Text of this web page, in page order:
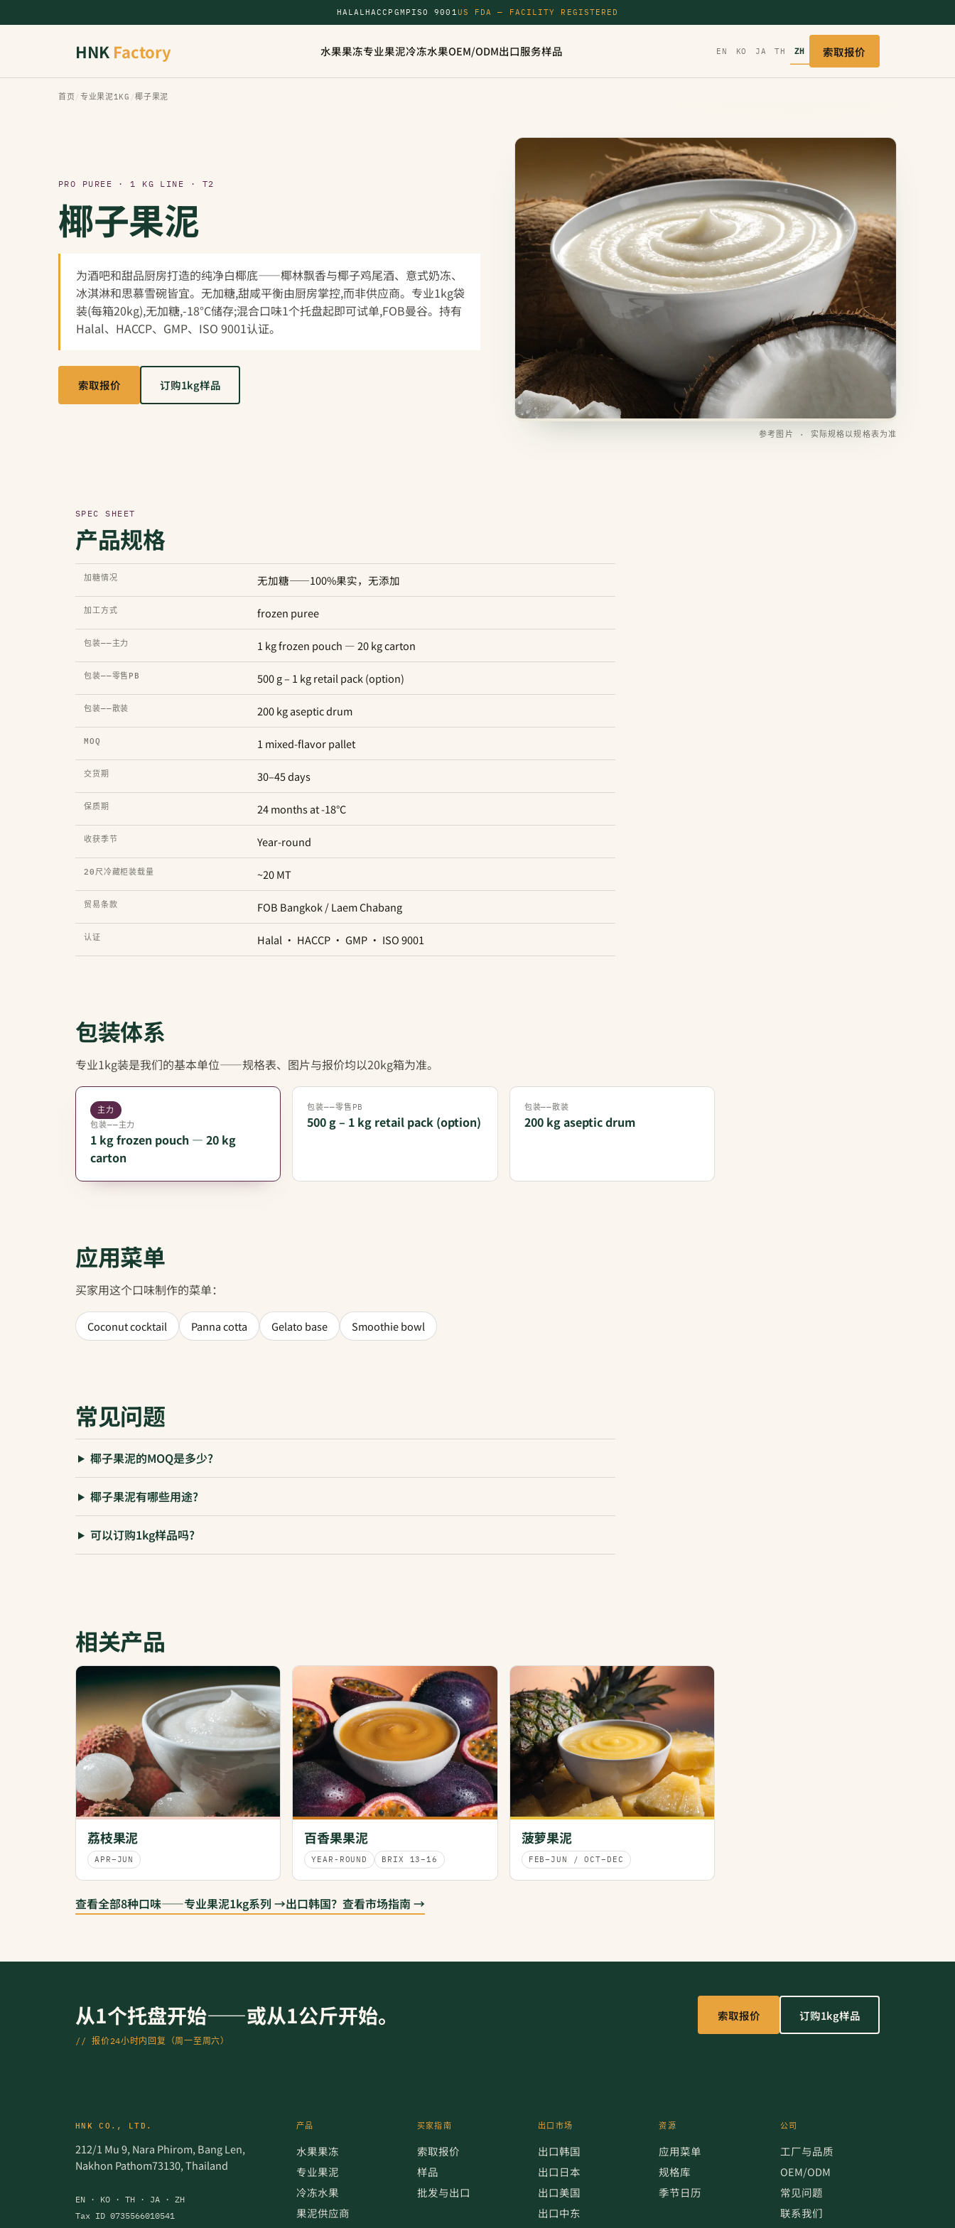
HALALHACCP GMP ISO 9001US FDA — FACILITY REGISTERED
HNK Factory 水果果冻专业果泥冷冻水果OEM/ODM出口服务样品 EN KO JA TH ZH 索取报价
首页 / 专业果泥1KG /椰子果泥
PRO PUREE · 1 KG LINE · T2
椰子果泥
为酒吧和甜品厨房打造的纯净白椰底——椰林飘香与椰子鸡尾酒、意式奶冻、
冰淇淋和思慕雪碗皆宜。无加糖,甜咸平衡由厨房掌控,而非供应商。专业1kg袋
装(每箱20kg),无加糖,-18°C储存;混合口味1个托盘起即可试单,FOB曼谷。持有
Halal、HACCP、GMP、ISO 9001认证。
索取报价 订购1kg样品
参考图片 · 实际规格以规格表为准
SPEC SHEET
产品规格
加糖情况 无加糖——100%果实，无添加
加工方式 frozen puree
包装——主力 1 kg frozen pouch — 20 kg carton
包装——零售PB 500 g – 1 kg retail pack (option)
包装——散装 200 kg aseptic drum
MOQ 1 mixed-flavor pallet
交货期 30–45 days
保质期 24 months at -18°C
收获季节 Year-round
20尺冷藏柜装载量 ~20 MT
贸易条款 FOB Bangkok / Laem Chabang
认证 Halal · HACCP · GMP · ISO 9001
包装体系
专业1kg装是我们的基本单位——规格表、图片与报价均以20kg箱为准。
主力
包装——主力
1 kg frozen pouch — 20 kg
carton
包装——零售PB
500 g – 1 kg retail pack (option)
包装——散装
200 kg aseptic drum
应用菜单
买家用这个口味制作的菜单：
Coconut cocktail Panna cotta Gelato base Smoothie bowl
常见问题
椰子果泥的MOQ是多少?
椰子果泥有哪些用途?
可以订购1kg样品吗?
相关产品
荔枝果泥
APR–JUN
百香果果泥
YEAR-ROUND BRIX 13–16
菠萝果泥
FEB–JUN / OCT–DEC
查看全部8种口味——专业果泥1kg系列 →出口韩国？查看市场指南 →
从1个托盘开始——或从1公斤开始。 索取报价 订购1kg样品
// 报价24小时内回复（周一至周六）
HNK CO., LTD.
212/1 Mu 9, Nara Phirom, Bang Len,
Nakhon Pathom73130, Thailand
EN · KO · TH · JA · ZH
Tax ID 0735566010541
产品
水果果冻
专业果泥
冷冻水果
果泥供应商
买家指南
索取报价
样品
批发与出口
出口市场
出口韩国
出口日本
出口美国
出口中东
资源
应用菜单
规格库
季节日历
公司
工厂与品质
OEM/ODM
常见问题
联系我们